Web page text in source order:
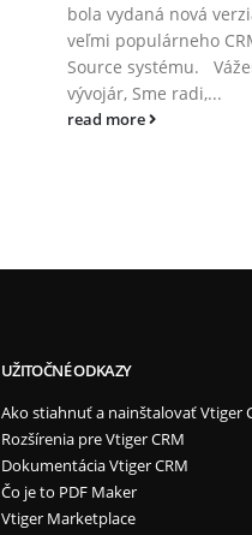
bola vydaná nová
veľmi populárneho
Source systému.
vývojár, Sme radi,...
read more
UŽITOČNÉ ODKAZY
Ako stiahnuť a nainštalovať Vtiger
Rozšírenia pre Vtiger CRM
Dokumentácia Vtiger CRM
Čo je to PDF Maker
Vtiger Marketplace